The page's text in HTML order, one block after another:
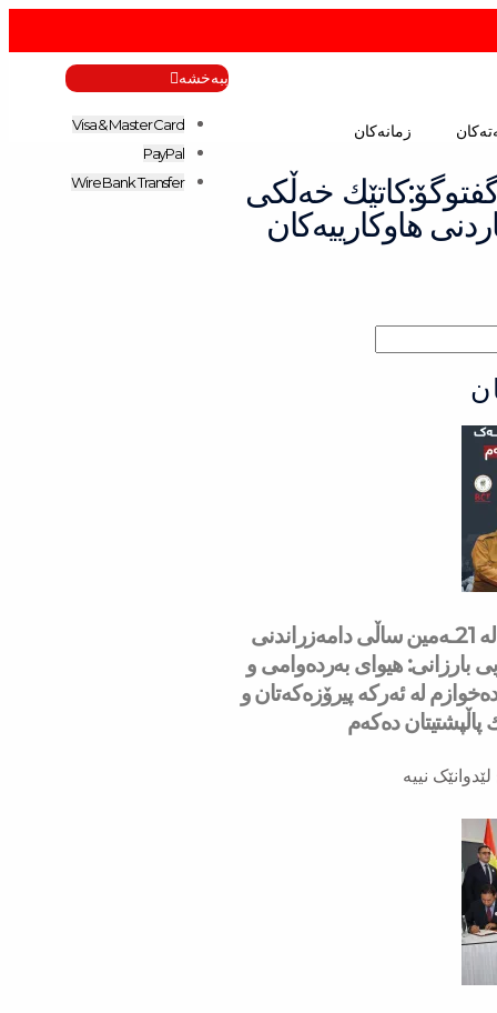
زمانەکان
ببەخشە
Visa & Master Card
PayPal
Wire Bank Transfer
ئەڵقەی بازنەی گفتوگۆ:كاتێك خەڵكی
هاوكارییەكان
سه‌رۆك بارزانی له‌ 21ـه‌مین ساڵی دامەزراندنی
بارزانی: هیوای بەردەوامی و
لە ئەركە پیرۆزەكەتان و
پاڵپشتیتان دەكەم
نییە